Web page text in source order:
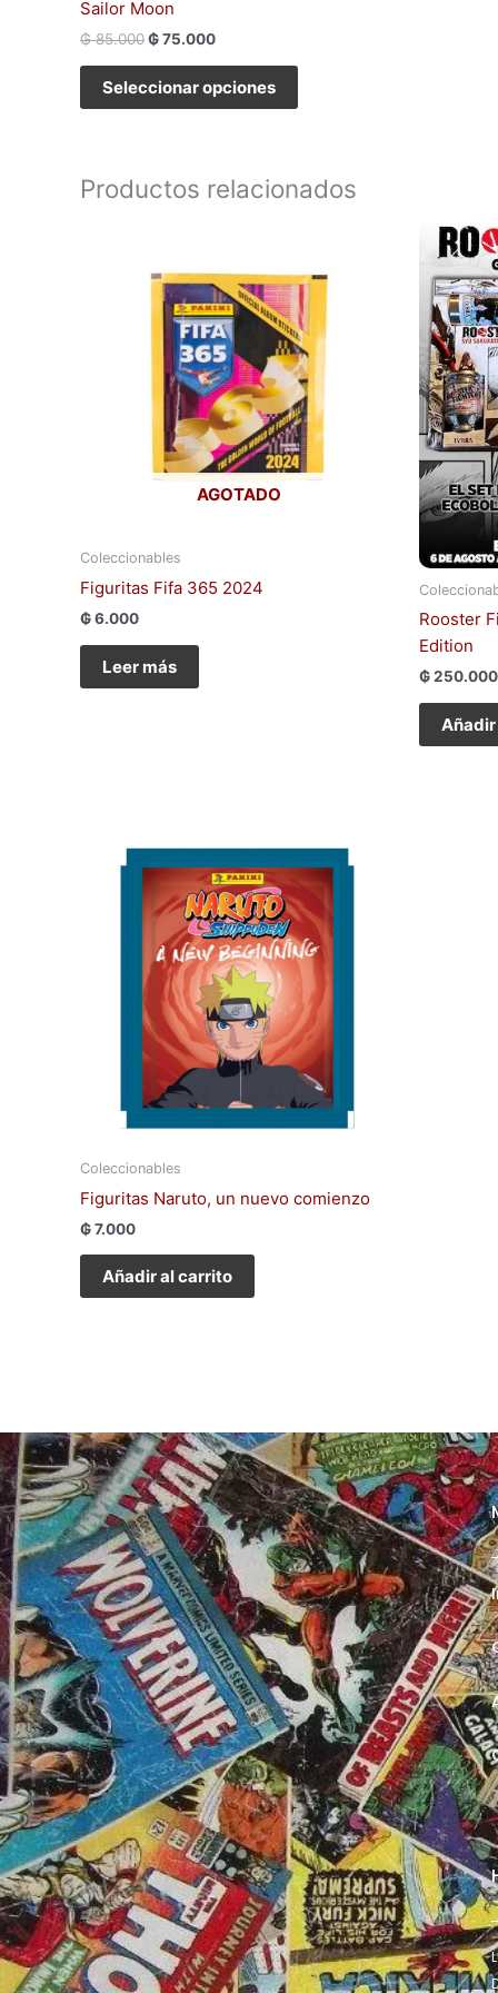
Sailor Moon
₲85.000₲75.000
Seleccionar opciones
Productos relacionados
AGOTADO
Coleccionables
Figuritas Fifa 365 2024
₲6.000
Leer más
Rooster
Edition
₲250.000
Coleccionables
Figuritas Naruto, un nuevo comienzo
₲7.000
Añadir al carrito